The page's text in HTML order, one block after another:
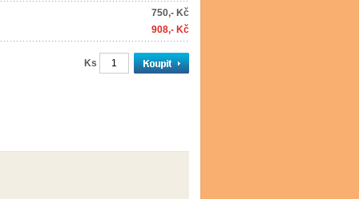
750,- Kč
908,- Kč
Ks